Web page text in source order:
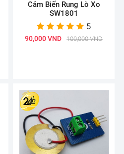
Cảm Biến Rung Lò Xo
SW1801
5
90,000 VND 100,000 VND